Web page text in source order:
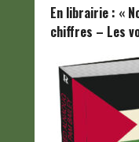
En librairie : «
chiffres – Les